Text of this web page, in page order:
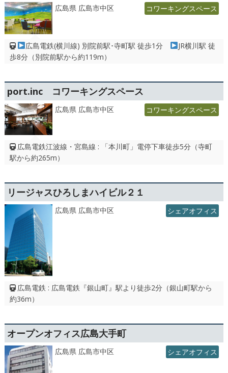
広島県 広島市中区 コワーキングスペース
広島電鉄(横川線) 別院前駅･寺町駅 徒歩1分
JR横川駅 徒
歩8分（別院前駅から約119m）
port.inc コワーキングスペース
広島県 広島市中区 コワーキングスペース
広島電鉄江波線・宮島線 : 「本川町」電停下車徒歩5分（寺町
駅から約265m）
リージャスひろしまハイビル２１
広島県 広島市中区 シェアオフィス
広島電鉄 : 広島電鉄『銀山町』駅より徒歩2分（銀山町駅から
約36m）
オープンオフィス広島大手町
広島県 広島市中区 シェアオフィス